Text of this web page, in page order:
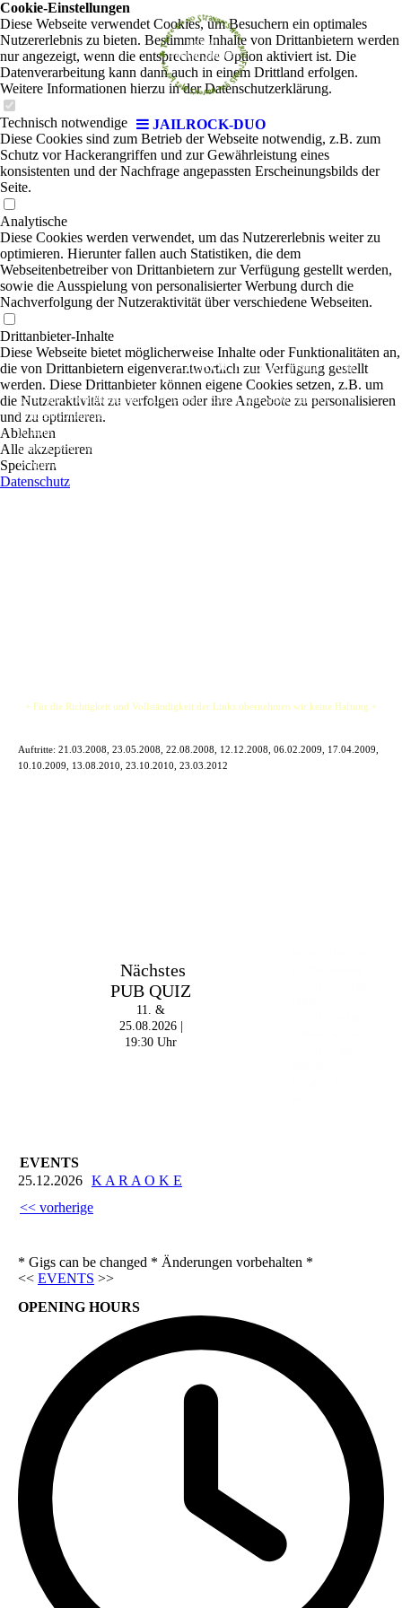
JAILROCK-DUO
JAILROCK-DUO| Rock'n'Roll
Let’s spend the night together - Die 5-Mann Rock’ n Roll-Show „Jailrock“ ist in
Norddeutschland bestens bekannt. Nun treten die beiden Frontmänner Lars Hofmann
(Gitarre, Mundharmonika) und Malte Lackmann (Gesang) auch zu Zweit auf. Sie
spielten bereits vor über 1000 Soldaten in Afghanistan, vor der Bundeskanzlerin
(Angie) und in Live-Clubs in Hamburg, Bremen und Umgebung.
+ Für die Richtigkeit und Vollständigkeit der Links übernehmen wir keine Haftung +
Auftritte: 21.03.2008, 23.05.2008, 22.08.2008, 12.12.2008, 06.02.2009, 17.04.2009,
10.10.2009, 13.08.2010, 23.10.2010, 23.03.2012
Nächstes
PUB QUIZ
11. &
25.08.2026 |
19:30 Uhr
EVENTS
25.12.2026 K A R A O K E
<< vorherige
* Gigs can be changed * Änderungen vorbehalten *
<< EVENTS >>
OPENING HOURS
Cookie-Einstellungen
Diese Webseite verwendet Cookies, um Besuchern ein optimales
Nutzererlebnis zu bieten. Bestimmte Inhalte von Drittanbietern werden
nur angezeigt, wenn die entsprechende Option aktiviert ist. Die
Datenverarbeitung kann dann auch in einem Drittland erfolgen.
Weitere Informationen hierzu in der Datenschutzerklärung.
Technisch notwendige
Diese Cookies sind zum Betrieb der Webseite notwendig, z.B. zum
Schutz vor Hackerangriffen und zur Gewährleistung eines
konsistenten und der Nachfrage angepassten Erscheinungsbilds der
Seite.
Analytische
Diese Cookies werden verwendet, um das Nutzererlebnis weiter zu
optimieren. Hierunter fallen auch Statistiken, die dem
Webseitenbetreiber von Drittanbietern zur Verfügung gestellt werden,
sowie die Ausspielung von personalisierter Werbung durch die
Nachverfolgung der Nutzeraktivität über verschiedene Webseiten.
Drittanbieter-Inhalte
Diese Webseite bietet möglicherweise Inhalte oder Funktionalitäten an,
die von Drittanbietern eigenverantwortlich zur Verfügung gestellt
werden. Diese Drittanbieter können eigene Cookies setzen, z.B. um
die Nutzeraktivität zu verfolgen oder ihre Angebote zu personalisieren
und zu optimieren.
Ablehnen
Alle akzeptieren
Speichern
Datenschutz